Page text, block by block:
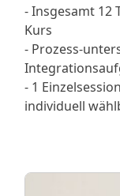
- Insgesamt 12
Kurs
- Prozess-
- 1
individuell